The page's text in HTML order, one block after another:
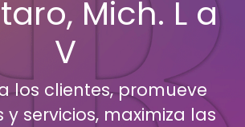
Mich. L a
V
los clientes, promueve
servicios, maximiza las